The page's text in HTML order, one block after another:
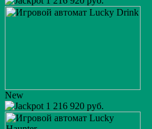
New
1 216 920 руб.